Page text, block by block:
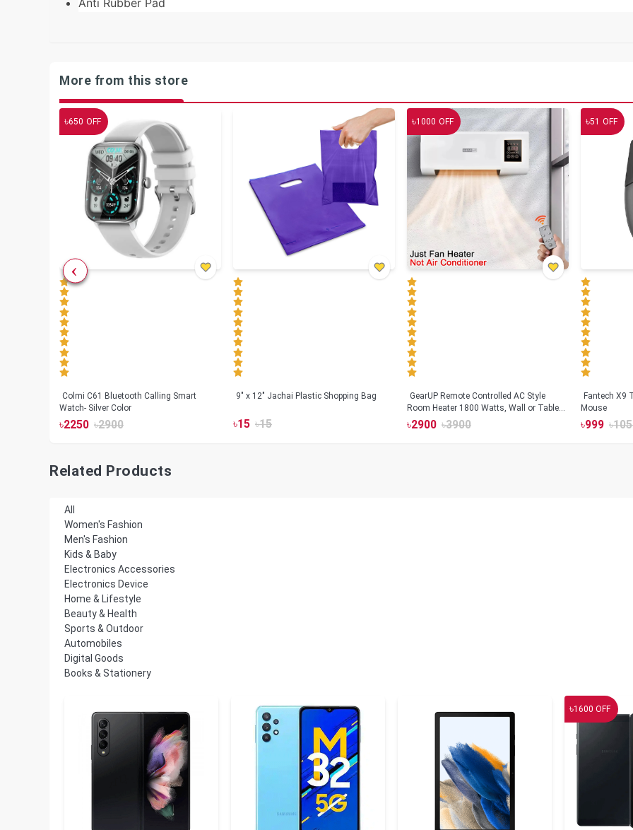
More from this store
৳650 OFF
Colmi C61 Bluetooth Calling Smart
Watch- Silver Color
৳2250 ৳2900
9" x 12" Jachai Plastic Shopping Bag
৳15 ৳15
৳1000 OFF
GearUP Remote Controlled AC Style
Room Heater 1800 Watts, Wall or Table
Mount
৳2900 ৳3900
৳51 OFF
Fantech X9
Mouse
৳999 ৳
Related Products
All
Women's Fashion
Men's Fashion
Kids & Baby
Electronics Accessories
Electronics Device
Home & Lifestyle
Beauty & Health
Sports & Outdoor
Automobiles
Digital Goods
Books & Stationery
৳1600 OFF